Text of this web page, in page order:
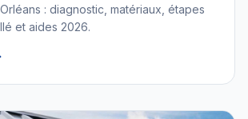
: diagnostic, matériaux, étapes
et aides 2026.